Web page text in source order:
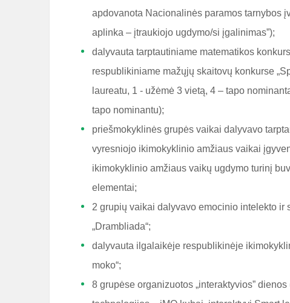
apdovanota Nacionalinės paramos tarnybos
aplinka – įtraukiojo ugdymo/si įgalinimas”);
dalyvauta tarptautiniame matematikos
respublikiniame mažųjų skaitovų konkurse
laureatu, 1 - užėmė 3 vietą, 4 – tapo
tapo nominantu);
priešmokyklinės grupės vaikai dalyvavo
vyresniojo ikimokyklinio amžiaus vaikai
ikimokyklinio amžiaus vaikų ugdymo turinį
elementai;
2 grupių vaikai dalyvavo emocinio intelekto
„Drambliada“;
dalyvauta ilgalaikėje respublikinėje
moko“;
8 grupėse organizuotos „interaktyvios”